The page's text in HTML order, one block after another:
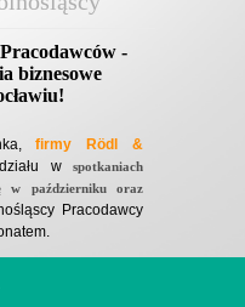
-
biznesowe
firmy Rödl &
w spotkaniach
w październiku oraz
Pracodawcy